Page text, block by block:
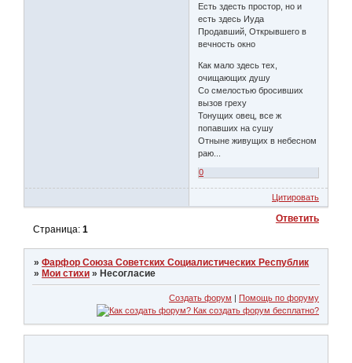
Есть здесть простор, но и
есть здесь Иуда
Продавший, Открывшего в
вечность окно
Как мало здесь тех,
очищающих душу
Со смелостью бросивших
вызов греху
Тонущих овец, все ж
попавших на сушу
Отныне живущих в небесном
раю...
0
Цитировать
Ответить
Страница:1
»Фарфор Союза Советских Социалистических Республик
»Мои стихи »Несогласие
Создать форум | Помощь по форуму